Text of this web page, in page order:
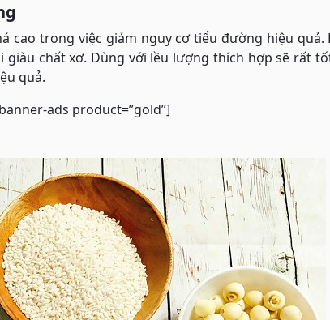
cao trong việc giảm nguy cơ tiểu đường hiệu quả.
chất xơ. Dùng với lều lượng thích hợp sẽ rất
quả.
ads product=”gold”]